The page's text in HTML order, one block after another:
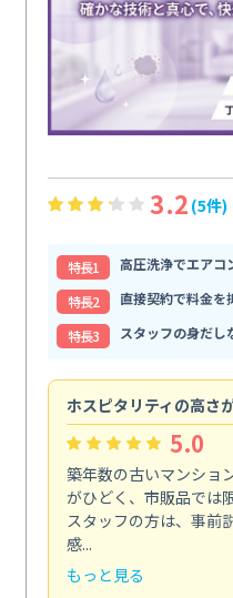
3.2 (5件)
特⻑1
高圧洗浄でエアコ
特⻑2
直接契約で料金を
特⻑3
スタッフの身だし
ホスピタリティの高さ
5.0
築年数の古いマンショ
がひどく、市販品では
スタッフの方は、事前
感...
もっと見る